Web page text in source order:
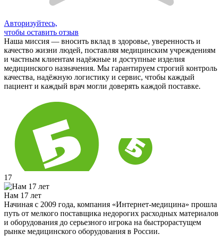
Авторизуйтесь,
чтобы оставить отзыв
Наша миссия — вносить вклад в здоровье, уверенность и
качество жизни людей, поставляя медицинским учреждениям
и частным клиентам надёжные и доступные изделия
медицинского назначения. Мы гарантируем строгий контроль
качества, надёжную логистику и сервис, чтобы каждый
пациент и каждый врач могли доверять каждой поставке.
17
Нам 17 лет
Начиная с 2009 года, компания «Интернет-медицина» прошла
путь от мелкого поставщика недорогих расходных материалов
и оборудования до серьезного игрока на быстрорастущем
рынке медицинского оборудования в России.